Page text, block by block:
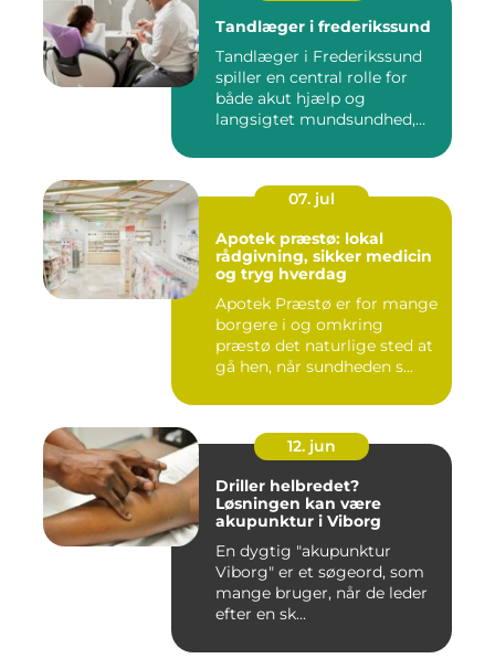
Tandlæger i frederikssund
Tandlæger i Frederikssund
spiller en central rolle for
både akut hjælp og
langsigtet mundsundhed,
07. jul
Apotek præstø: lokal
rådgivning, sikker medicin
og tryg hverdag
Apotek Præstø er for mange
borgere i og omkring
præstø det naturlige sted at
gå hen, når sundheden s...
12. jun
Driller helbredet?
Løsningen kan være
akupunktur i Viborg
En dygtig "akupunktur
Viborg" er et søgeord, som
mange bruger, når de leder
efter en sk...